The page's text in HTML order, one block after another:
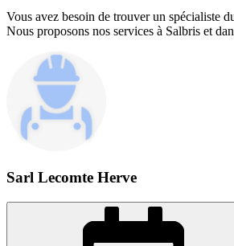
Vous avez besoin de trouver un spécialiste
Nous proposons nos services à Salbris et
Sarl Lecomte Herve